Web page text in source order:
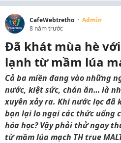
CafeWebtretho · Admin
8 năm trước
Đã khát mùa hè
lạnh từ mầm lúa
Cả ba miền đang vào những
nước, kiệt sức, chán ăn… là
xuyên xảy ra. Khi nước lọc đã
bạn lại lo ngại các thức uống
hóa học? Vậy phải thử ngay
từ mầm lúa mạch TH true